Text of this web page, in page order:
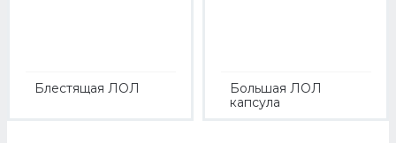
Блестящая ЛОЛ
Большая ЛОЛ
капсула